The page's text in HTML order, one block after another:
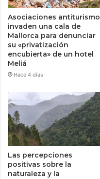
Asociaciones antiturismo
invaden una cala de
Mallorca para denunciar
su «privatización
encubierta» de un hotel
Meliá
Hace 4 días
Las percepciones
positivas sobre la
naturaleza y la